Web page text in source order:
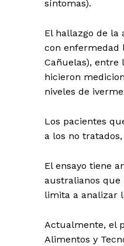
síntomas).
El hallazgo de la
con enfermedad
Cañuelas), entre
hicieron
niveles de
Los pacientes
a los no
El ensayo tiene
australianos que
limita a analizar
Actualmente, el
Alimentos y